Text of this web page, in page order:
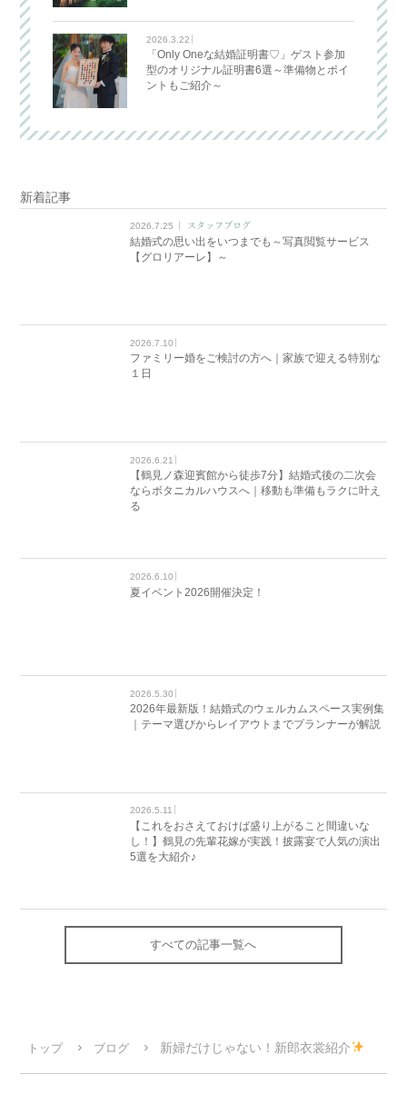
2026.3.22
「Only Oneな結婚証明書♡」ゲスト参加
型のオリジナル証明書6選～準備物とポイ
ントもご紹介～
新着記事
2026.7.25 スタッフブログ
結婚式の思い出をいつまでも～写真閲覧サービス
【グロリアーレ】～
2026.7.10
ファミリー婚をご検討の方へ｜家族で迎える特別な
１日
2026.6.21
【鶴見ノ森迎賓館から徒歩7分】結婚式後の二次会
ならボタニカルハウスへ｜移動も準備もラクに叶え
る
2026.6.10
夏イベント2026開催決定！
2026.5.30
2026年最新版！結婚式のウェルカムスペース実例集
｜テーマ選びからレイアウトまでプランナーが解説
2026.5.11
【これをおさえておけば盛り上がること間違いな
し！】鶴見の先輩花嫁が実践！披露宴で人気の演出
5選を大紹介♪
すべての記事一覧へ
トップ ブログ 新婦だけじゃない！新郎衣裳紹介